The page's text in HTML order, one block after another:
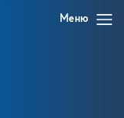
Меню